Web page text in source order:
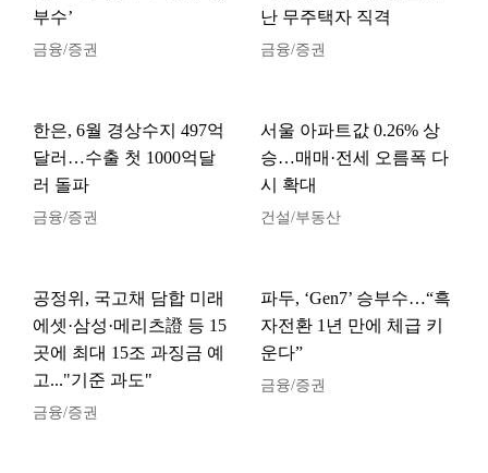
부수’
금융/증권
난 무주택자 직격
금융/증권
한은, 6월 경상수지 497억
달러…수출 첫 1000억달
러 돌파
금융/증권
서울 아파트값 0.26% 상
승…매매·전세 오름폭 다
시 확대
건설/부동산
공정위, 국고채 담합 미래
에셋·삼성·메리츠證 등 15
곳에 최대 15조 과징금 예
고..."기준 과도"
금융/증권
파두, ‘Gen7’ 승부수…“흑
자전환 1년 만에 체급 키
운다”
금융/증권